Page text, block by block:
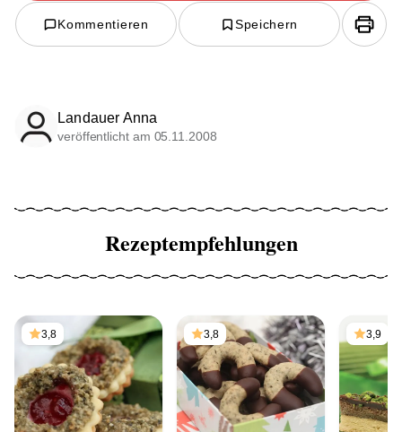
Kommentieren Speichern
Landauer Anna
veröffentlicht am 05.11.2008
Rezeptempfehlungen
3,8 3,8 3,9